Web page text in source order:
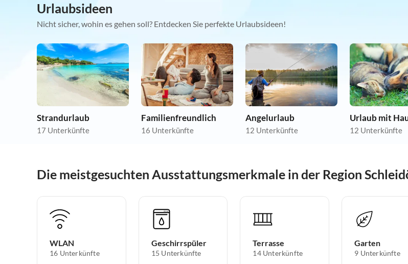
Urlaubsideen
Nicht sicher, wohin es gehen soll? Entdecken Sie perfekte Urlaubsideen!
Strandurlaub
17 Unterkünfte
Familienfreundlich
16 Unterkünfte
Angelurlaub
12 Unterkünfte
Urlaub mit
12 Unterkünfte
Die meistgesuchten Ausstattungsmerkmale in der Region
WLAN
16 Unterkünfte
Geschirrspüler
15 Unterkünfte
Terrasse
14 Unterkünfte
Garten
9 Unterkünfte